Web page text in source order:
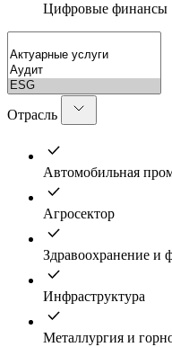
Цифровые финансы
Отрасль
Автомобильная
Агросектор
Здравоохранение и
Инфраструктура
Металлургия и